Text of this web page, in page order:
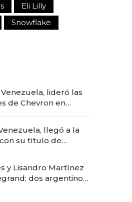
Eli Lilly
Snowflake
lideró las
de Chevron en
llegó a la
su título de
"fast premium"
y Lisandro Martínez
dos argentinos